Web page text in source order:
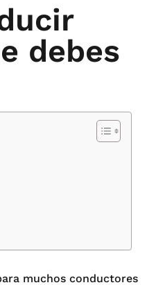
debes
muchos conductores